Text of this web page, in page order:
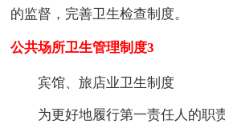
的监督，完善卫生检查制度。
公共场所卫生管理制度3
宾馆、旅店业卫生制度
为更好地履行第一责任人的职